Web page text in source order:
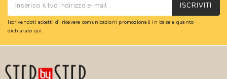
ISCRIVITI
Iscrivendoti accetti di ricevere comunicazioni promozionali in base a quanto
dichiarato qui.